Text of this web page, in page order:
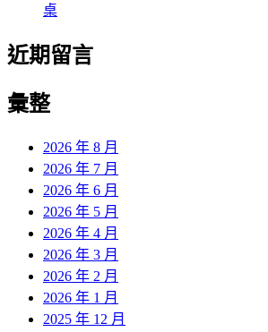
桌
近期留言
彙整
2026 年 8 月
2026 年 7 月
2026 年 6 月
2026 年 5 月
2026 年 4 月
2026 年 3 月
2026 年 2 月
2026 年 1 月
2025 年 12 月